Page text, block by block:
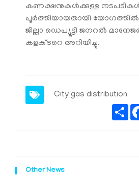
കണക്ഷനുകള്‍ക്കുള്ള
പൂര്‍ത്തിയായതായി
ജില്ലാ ഡെപ്യൂട്ടി ജനറല്‍
കളക്ടറെ അറിയിച്ചു.
City gas distribution
Other News